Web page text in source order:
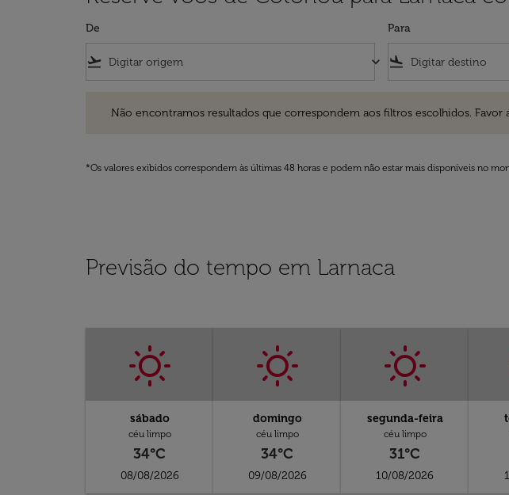
De
flight_takeoff keyboard_arrow_down
Para
flight_land
Não encontramos resultados que correspondem aos filtros escolhidos. Favor
*Os valores exibidos correspondem às últimas 48 horas e podem não estar mais disponíveis no
Previsão do tempo em Larnaca
sábado
céu limpo
34°C
08/08/2026
domingo
céu limpo
34°C
09/08/2026
segunda-feira
céu limpo
31°C
10/08/2026